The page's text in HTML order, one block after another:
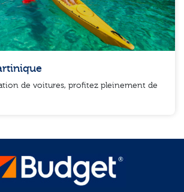
de voitures, profitez pleinement de